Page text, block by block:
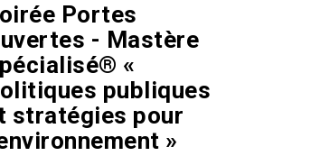
Portes
- Mastère
«
publiques
stratégies pour
»